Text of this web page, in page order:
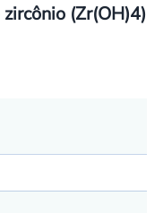
(Zr(OH)4)